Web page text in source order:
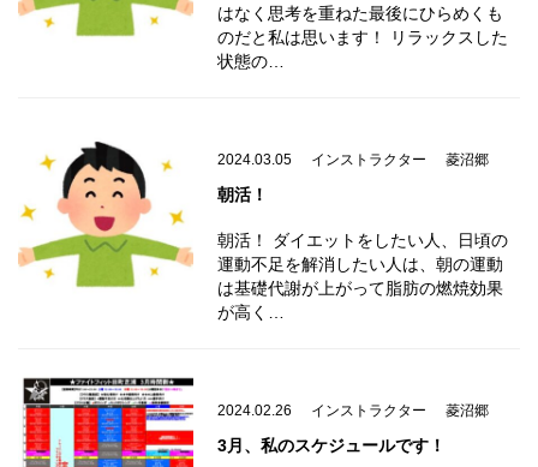
はなく思考を重ねた最後にひらめくも
のだと私は思います！ リラックスした
状態の…
2024.03.05 インストラクター 菱沼郷
朝活！
朝活！ ダイエットをしたい人、日頃の
運動不足を解消したい人は、朝の運動
は基礎代謝が上がって脂肪の燃焼効果
が高く…
2024.02.26 インストラクター 菱沼郷
3月、私のスケジュールです！